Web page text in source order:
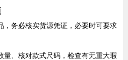
，务必核实货源凭证，必要时可要求
量、核对款式尺码，检查有无重大瑕